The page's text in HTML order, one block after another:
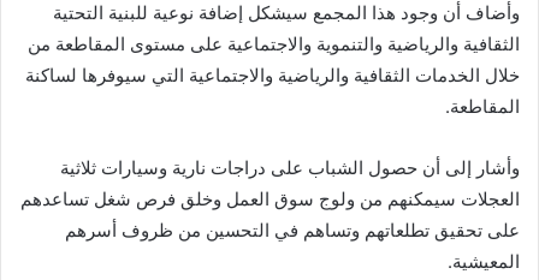
وأضاف أن وجود هذا المجمع سيشكل إضافة نوعية للبنية التحتية
الثقافية والرياضية والتنموية والاجتماعية على مستوى المقاطعة من
خلال الخدمات الثقافية والرياضية والاجتماعية التي سيوفرها لساكنة
المقاطعة.
وأشار إلى أن حصول الشباب على دراجات نارية وسيارات ثلاثية
العجلات سيمكنهم من ولوج سوق العمل وخلق فرص شغل تساعدهم
على تحقيق تطلعاتهم وتساهم في التحسين من ظروف أسرهم
المعيشية.